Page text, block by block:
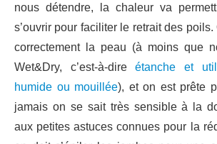
nous détendre, la chaleur va
s’ouvrir pour faciliter le retrait des
correctement la peau (à moins que
Wet&Dry, c’est-à-direétanche et
humide ou mouillée), et on est prête
jamais on se sait très sensible à la
aux petites astuces connues pour la